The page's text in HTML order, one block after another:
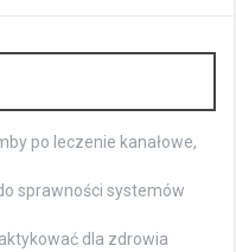
po leczenie kanałowe,
sprawności systemów
dla zdrowia